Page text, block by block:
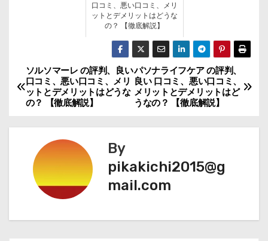
口コミ、悪い口コミ、メリ
ットとデメリットはどうな
の？ 【徹底解説】
投
稿
ナ
ビ
ゲ
パソナライフケア の評判、
良い 口コミ、悪い口コミ、
メリットとデメリットはど
うなの？ 【徹底解説】
ソルソマーレ の評判、良い
口コミ、悪い口コミ、メリ
ットとデメリットはどうな
の？ 【徹底解説】
By
pikakichi2015@g
mail.com